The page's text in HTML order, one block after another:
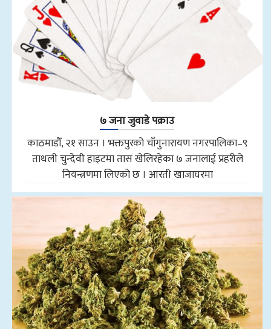
७ जना जुवाडे पक्राउ
काठमाडौँ, २१ साउन । भक्तपुरको चाँगुनारायण नगरपालिका–९
ताथली चुन्देवी हाइटमा तास खेलिरहेका ७ जनालाई प्रहरीले
नियन्त्रणमा लिएको छ । आरती खाजाघरमा